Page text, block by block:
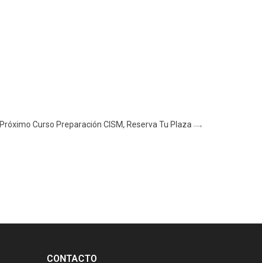
Próximo Curso Preparación CISM, Reserva Tu Plaza
CONTACTO